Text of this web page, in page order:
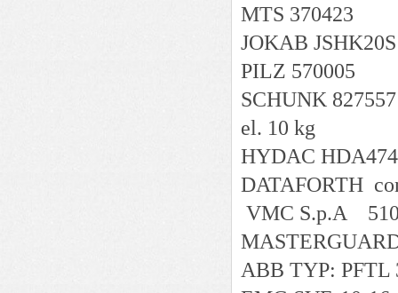
MTS 370423
JOKAB JSHK20S
PILZ 570005
SCHUNK
el. 10 kg
HYDAC
DATAFORTH
VMC S.p.A
ABB TYP: